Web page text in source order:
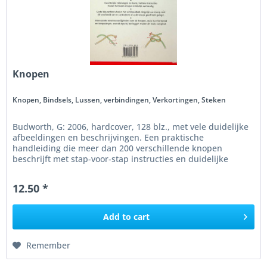
Knopen
Knopen, Bindsels, Lussen, verbindingen, Verkortingen, Steken
Budworth, G: 2006, hardcover, 128 blz., met vele duidelijke
afbeeldingen en beschrijvingen. Een praktische
handleiding die meer dan 200 verschillende knopen
beschrijft met stap-voor-stap instructies en duidelijke
12.50 *
Add to cart
Remember